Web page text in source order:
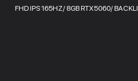
FHD IPS 165HZ/ 8GB RTX5060/ BACKLI